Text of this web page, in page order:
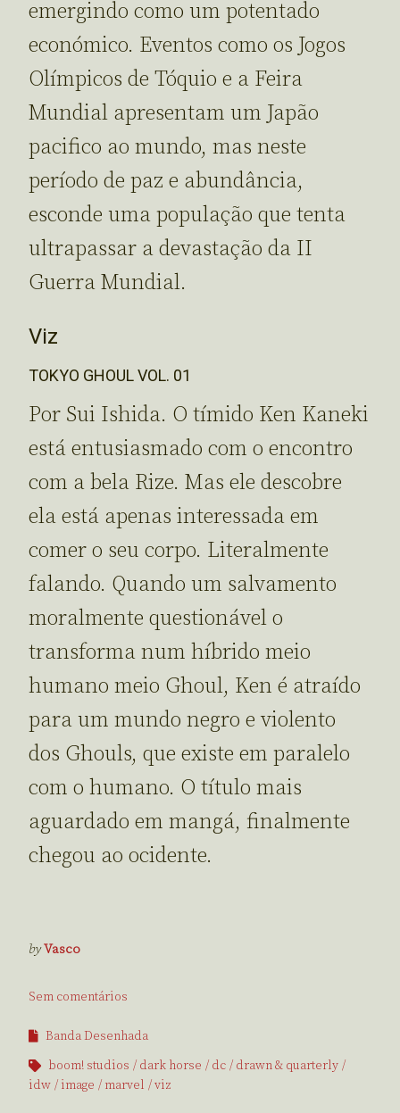
emergindo como um potentado
económico. Eventos como os Jogos
Olímpicos de Tóquio e a Feira
Mundial apresentam um Japão
pacifico ao mundo, mas neste
período de paz e abundância,
esconde uma população que tenta
ultrapassar a devastação da II
Guerra Mundial.
Viz
TOKYO GHOUL VOL. 01
Por Sui Ishida. O tímido Ken Kaneki
está entusiasmado com o encontro
com a bela Rize. Mas ele descobre
ela está apenas interessada em
comer o seu corpo. Literalmente
falando. Quando um salvamento
moralmente questionável o
transforma num híbrido meio
humano meio Ghoul, Ken é atraído
para um mundo negro e violento
dos Ghouls, que existe em paralelo
com o humano. O título mais
aguardado em mangá, finalmente
chegou ao ocidente.
byVasco
Sem comentários
Banda Desenhada
boom! studios
dark horse dc
drawn & quarterly
idw
image marvel viz